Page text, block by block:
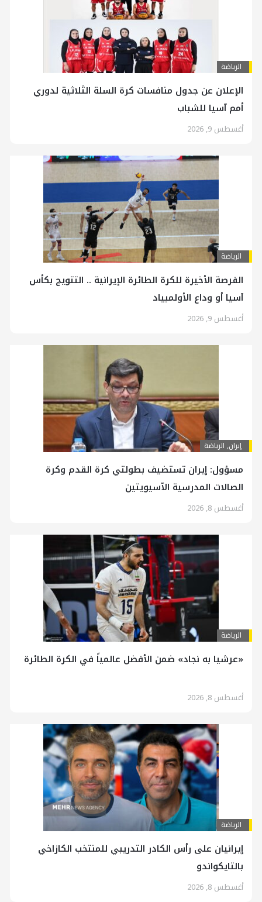
الرياضة
الإعلان عن جدول منافسات كرة السلة الثلاثية لدوري
أمم آسيا للشباب
أغسطس 9, 2026
الرياضة
الفرصة الأخيرة للكرة الطائرة الإيرانية .. التتويج بكأس
آسيا أو وداع الأولمبياد
أغسطس 9, 2026
إيران, الرياضة
مسؤول: إيران تستضيف بطولتي كرة القدم وكرة
الصالات المدرسية الآسيويتين
أغسطس 8, 2026
الرياضة
«عرشيا به نجاد» ضمن الأفضل عالمياً في الكرة الطائرة
أغسطس 8, 2026
الرياضة
إيرانيان على رأس الكادر التدريبي للمنتخب الكازاخي
بالتايكواندو
أغسطس 8, 2026